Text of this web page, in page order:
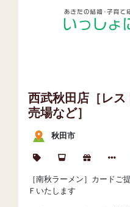
西武秋田店［レ
売場など］
秋田市
［南秋ラーメン］カードご
Ｆいたします